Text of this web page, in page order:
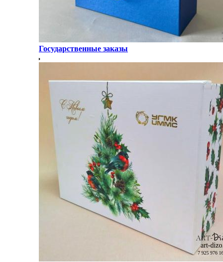
Государственные заказы